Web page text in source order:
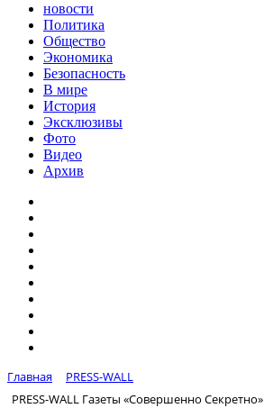
новости
Политика
Общество
Экономика
Безопасность
В мире
История
Эксклюзивы
Фото
Видео
Архив
Главная
PRESS-WALL
PRESS-WALL Газеты «Совершенно Секретно»